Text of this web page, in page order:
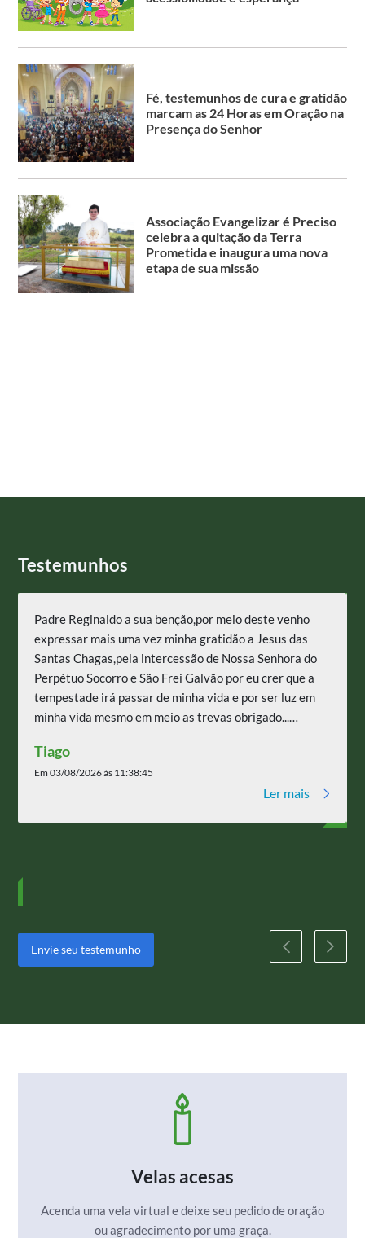
Fé, testemunhos de cura e gratidão
marcam as 24 Horas em Oração na
Presença do Senhor
Associação Evangelizar é Preciso
celebra a quitação da Terra
Prometida e inaugura uma nova
etapa de sua missão
Testemunhos
Padre Reginaldo a sua benção,por meio deste venho
expressar mais uma vez minha gratidão a Jesus das
Santas Chagas,pela intercessão de Nossa Senhora do
Perpétuo Socorro e São Frei Galvão por eu crer que a
tempestade irá passar de minha vida e por ser luz em
minha vida mesmo em meio as trevas obrigado...…
Tiago
Em 03/08/2026 às 11:38:45
Ler mais
Envie seu testemunho
Velas acesas
Acenda uma vela virtual e deixe seu pedido deoração
ou agradecimento por uma graça.